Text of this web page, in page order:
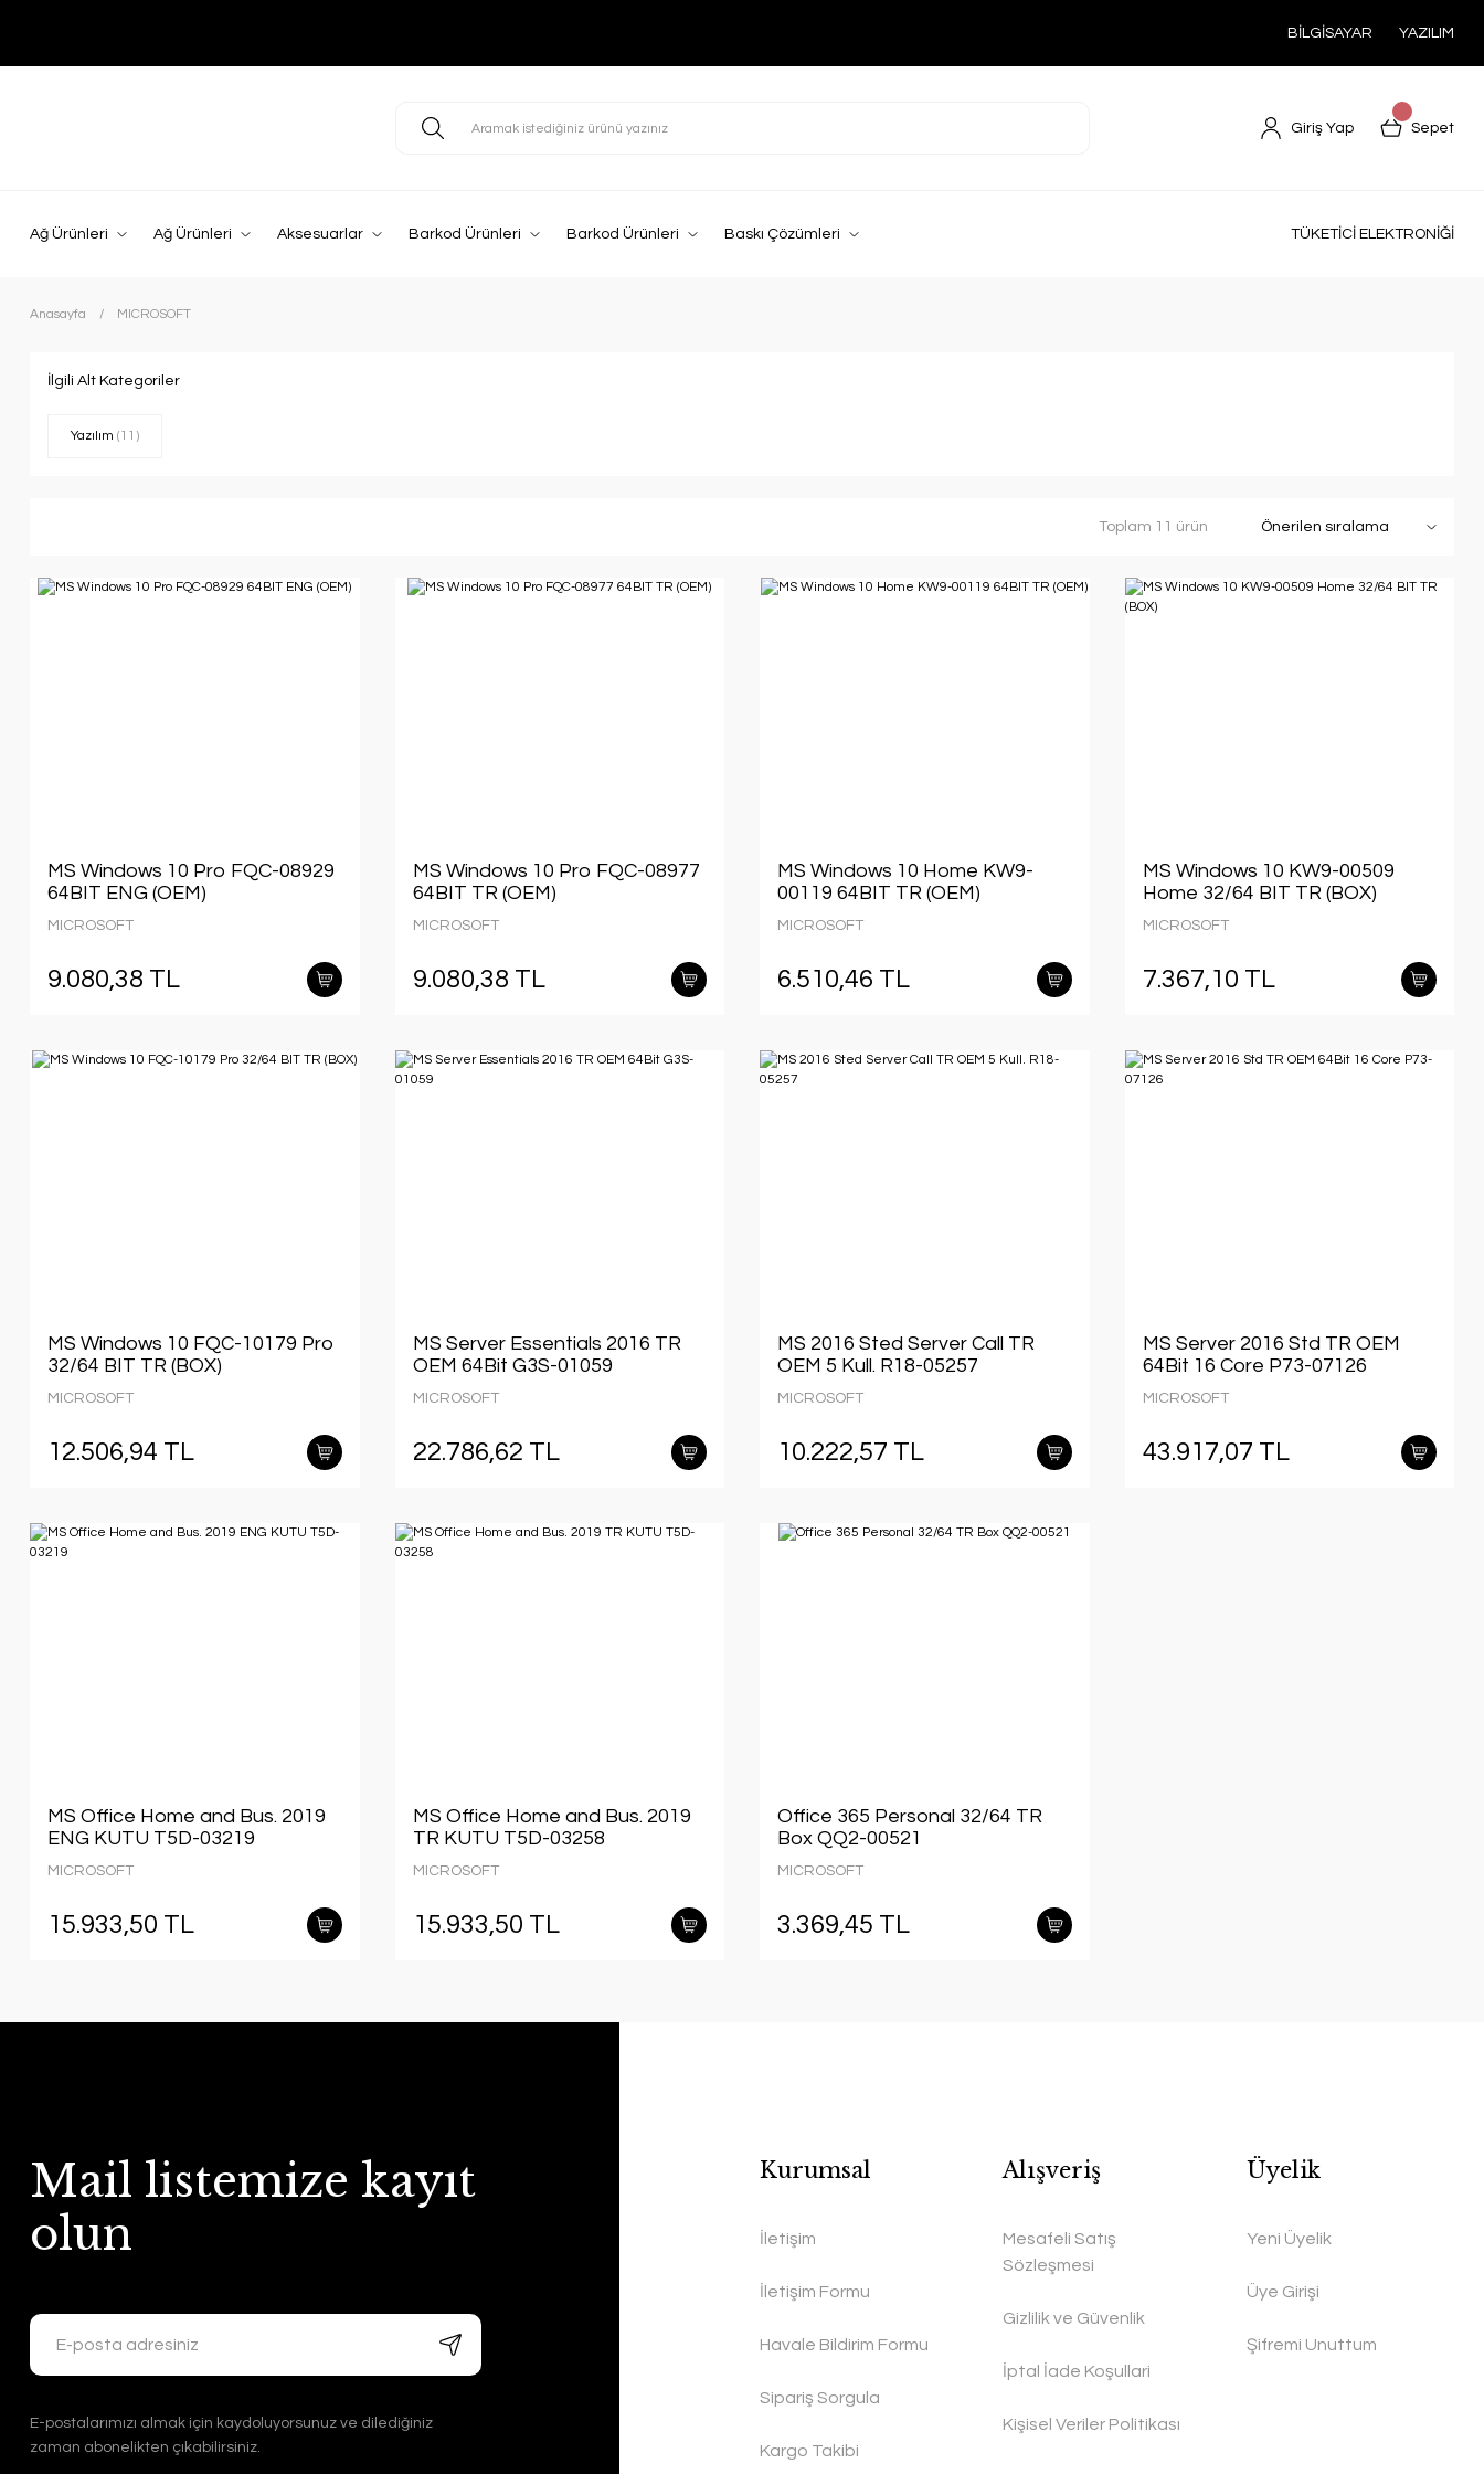
BİLGİSAYAR YAZILIM
Giriş Yap Sepet
Ağ Ürünleri Ağ Ürünleri Aksesuarlar Barkod Ürünleri Barkod Ürünleri Baskı Çözümleri TÜKETİCİ ELEKTRONİĞİ
Anasayfa MICROSOFT
İlgili Alt Kategoriler
Yazılım (11)
Toplam 11 ürün
MS Windows 10 Pro FQC-08929
64BIT ENG (OEM)
MICROSOFT
9.080,38 TL
MS Windows 10 Pro FQC-08977
64BIT TR (OEM)
MICROSOFT
9.080,38 TL
MS Windows 10 Home KW9-
00119 64BIT TR (OEM)
MICROSOFT
6.510,46 TL
MS Windows 10 KW9-00509
Home 32/64 BIT TR (BOX)
MICROSOFT
7.367,10 TL
MS Windows 10 FQC-10179 Pro
32/64 BIT TR (BOX)
MICROSOFT
12.506,94 TL
MS Server Essentials 2016 TR
OEM 64Bit G3S-01059
MICROSOFT
22.786,62 TL
MS 2016 Sted Server Call TR
OEM 5 Kull. R18-05257
MICROSOFT
10.222,57 TL
MS Server 2016 Std TR OEM
64Bit 16 Core P73-07126
MICROSOFT
43.917,07 TL
MS Office Home and Bus. 2019
ENG KUTU T5D-03219
MICROSOFT
15.933,50 TL
MS Office Home and Bus. 2019
TR KUTU T5D-03258
MICROSOFT
15.933,50 TL
Office 365 Personal 32/64 TR
Box QQ2-00521
MICROSOFT
3.369,45 TL
Mail listemize kayıt
olun
E-postalarımızı almak için kaydoluyorsunuz ve dilediğiniz
zaman abonelikten çıkabilirsiniz.
Kurumsal
İletişim
İletişim Formu
Havale Bildirim Formu
Sipariş Sorgula
Kargo Takibi
Alışveriş
Mesafeli Satış
Sözleşmesi
Gizlilik ve Güvenlik
İptal İade Koşullari
Kişisel Veriler Politikası
Üyelik
Yeni Üyelik
Üye Girişi
Şifremi Unuttum